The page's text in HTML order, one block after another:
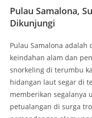
memberikan segalanya
petualangan di surga
pemandangan alam
adalah salah satu
berada di Sulawesi
Baca Juga Artikel Berikut:
Nikmat yang
Author